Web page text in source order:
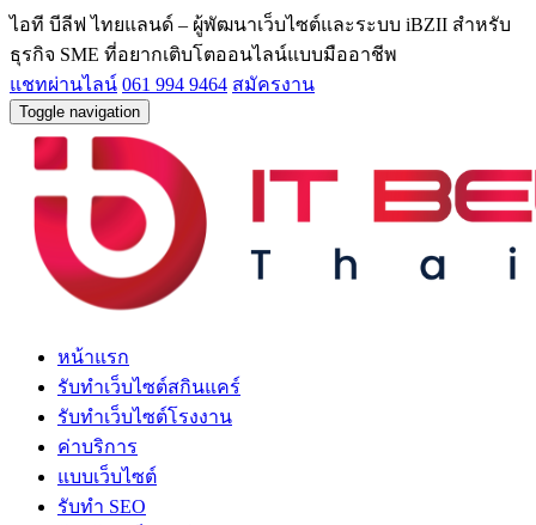
ไอที บีลีฟ ไทยแลนด์ – ผู้พัฒนาเว็บไซต์และระบบ iBZII สำหรับ
ธุรกิจ SME ที่อยากเติบโตออนไลน์แบบมืออาชีพ
แชทผ่านไลน์ 061 994 9464 สมัครงาน
Toggle navigation
หน้าแรก
รับทำเว็บไซต์สกินแคร์
รับทำเว็บไซต์โรงงาน
ค่าบริการ
แบบเว็บไซต์
รับทำ SEO